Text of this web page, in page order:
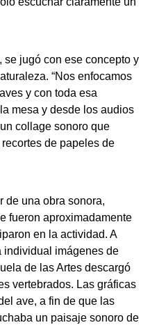
se jugó con ese concepto y
“Nos enfocamos
y con toda esa
mesa y desde los audios
collage sonoro que
de papeles de
de una obra sonora,
fueron aproximadamente
en la actividad. A
individual imágenes de
de las Artes descargó
vertebrados. Las gráficas
ave, a fin de que las
un paisaje sonoro de